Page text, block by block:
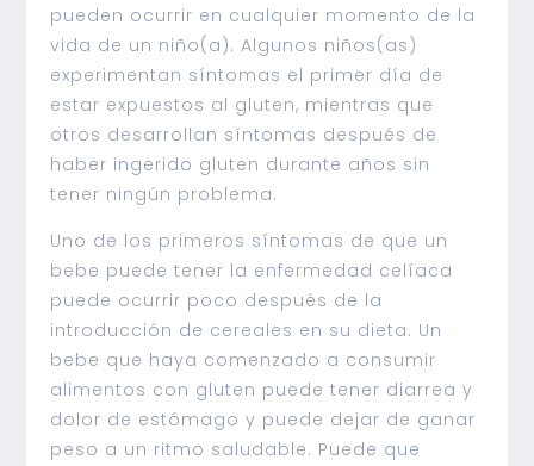
pueden ocurrir en cualquier momento de la
vida de un niño(a). Algunos niños(as)
experimentan síntomas el primer día de
estar expuestos al gluten, mientras que
otros desarrollan síntomas después de
haber ingerido gluten durante años sin
tener ningún problema.
Uno de los primeros síntomas de que un
bebe puede tener la enfermedad celíaca
puede ocurrir poco después de la
introducción de cereales en su dieta. Un
bebe que haya comenzado a consumir
alimentos con gluten puede tener diarrea y
dolor de estómago y puede dejar de ganar
peso a un ritmo saludable. Puede que